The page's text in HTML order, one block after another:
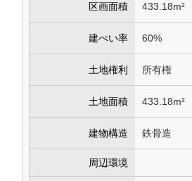
区画面積 433.18m²
建ぺい率 60%
土地権利 所有権
土地面積 433.18m²
建物構造 鉄骨造
周辺環境